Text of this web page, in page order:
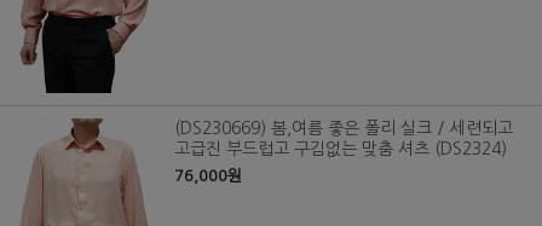
(DS230669) 봄,여름 좋은 폴리 실크 / 세련되고
고급진 부드럽고 구김없는 맞춤 셔츠 (DS2324)
76,000원